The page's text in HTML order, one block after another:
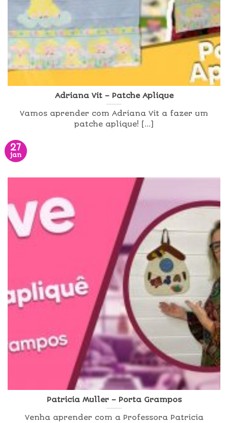
Adriana Vit – Patche Aplique
Vamos aprender com Adriana Vit a fazer um
patche aplique! [...]
27
jan
Patricia Muller – Porta Grampos
Venha aprender com a Professora Patricia